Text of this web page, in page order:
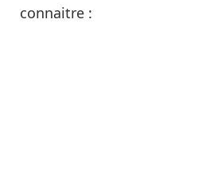
connaitre :